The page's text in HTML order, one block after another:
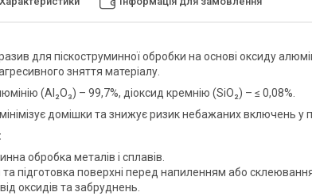
для піскоструминної обробки на основі оксиду
зняття матеріалу.
(Al₂O₃) – 99,7%, діоксид кремнію (SiO₂) – ≤ 0,08%.
домішки та знижує ризик небажаних включень у
обробка металів і сплавів.
підготовка поверхні перед напиленням або
оксидів та забруднень.